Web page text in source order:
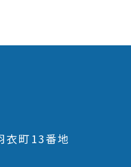
衣町13番地